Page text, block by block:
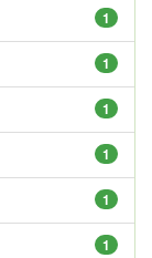
1
1
1
1
1
1